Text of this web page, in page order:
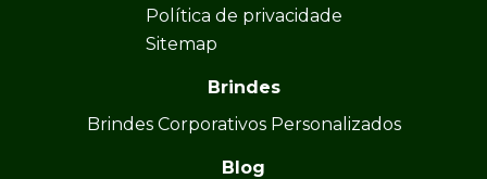
Política de privacidade
Sitemap
Brindes
Brindes Corporativos Personalizados
Blog